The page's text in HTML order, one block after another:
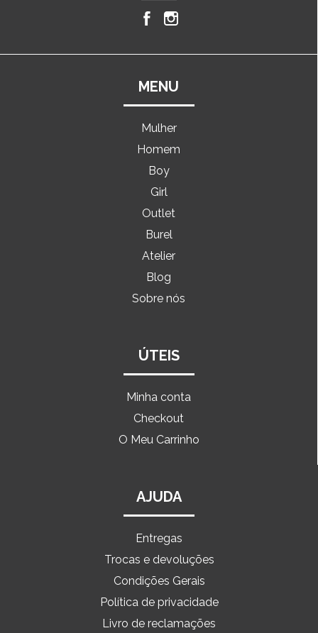
MENU
Mulher
Homem
Boy
Girl
Outlet
Burel
Atelier
Blog
Sobre nós
ÚTEIS
Minha conta
Checkout
O Meu Carrinho
AJUDA
Entregas
Trocas e devoluções
Condições Gerais
Política de privacidade
Livro de reclamações